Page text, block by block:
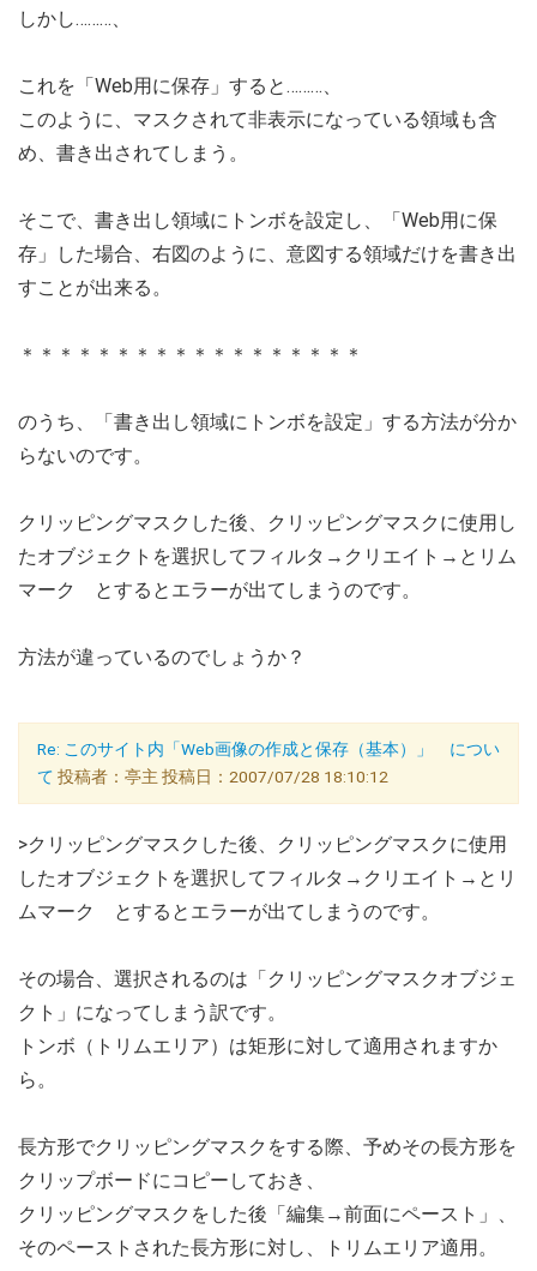
しかし………、
これを「Web用に保存」すると………、
このように、マスクされて非表示になっている領域も含
め、書き出されてしまう。
そこで、書き出し領域にトンボを設定し、「Web用に保
存」した場合、右図のように、意図する領域だけを書き出
すことが出来る。
＊＊＊＊＊＊＊＊＊＊＊＊＊＊＊＊＊＊
のうち、「書き出し領域にトンボを設定」する方法が分か
らないのです。
クリッピングマスクした後、クリッピングマスクに使用し
たオブジェクトを選択してフィルタ→クリエイト→とリム
マーク とするとエラーが出てしまうのです。
方法が違っているのでしょうか？
Re: このサイト内「Web画像の作成と保存（基本）」 につい
て 投稿者：亭主 投稿日：2007/07/28 18:10:12
>クリッピングマスクした後、クリッピングマスクに使用
したオブジェクトを選択してフィルタ→クリエイト→とリ
ムマーク とするとエラーが出てしまうのです。
その場合、選択されるのは「クリッピングマスクオブジェ
クト」になってしまう訳です。
トンボ（トリムエリア）は矩形に対して適用されますか
ら。
長方形でクリッピングマスクをする際、予めその長方形を
クリップボードにコピーしておき、
クリッピングマスクをした後「編集→前面にペースト」、
そのペーストされた長方形に対し、トリムエリア適用。